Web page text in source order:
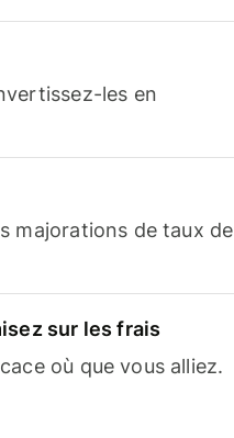
les en
majorations de taux de
sur les frais
où que vous alliez.